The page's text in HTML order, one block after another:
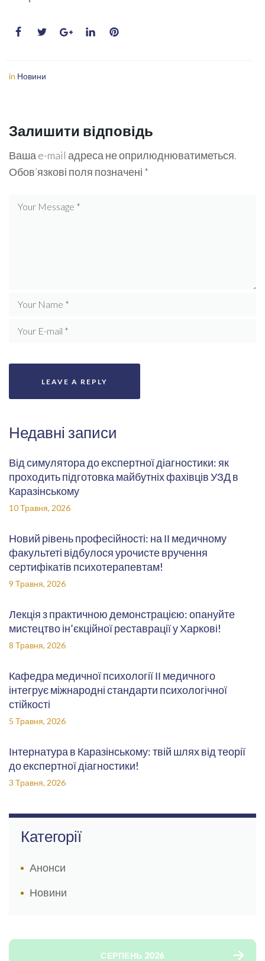
in Новини
Залишити відповідь
Ваша e-mail адреса не оприлюднюватиметься.
Обов’язкові поля позначені *
Недавні записи
Від симулятора до експертної діагностики: як
проходить підготовка майбутніх фахівців УЗД в
Каразінському
10 Травня, 2026
Новий рівень професійності: на ІІ медичному
факультеті відбулося урочисте вручення
сертифікатів психотерапевтам!
9 Травня, 2026
Лекція з практичною демонстрацією: опануйте
мистецтво ін’єкційної реставрації у Харкові!
8 Травня, 2026
Кафедра медичної психології ІІ медичного
інтегрує міжнародні стандарти психологічної
стійкості
5 Травня, 2026
Інтернатура в Каразінському: твій шлях від теорії
до експертної діагностики!
3 Травня, 2026
Категорії
Анонси
Новини
СЕРПЕНЬ 2026